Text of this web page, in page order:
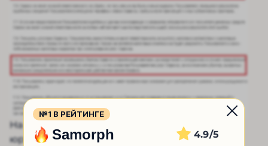
На сайте отсутствует контактная информация
юридического лица, курирующего данный
№1 В РЕЙТИНГЕ
Samorph 4.9